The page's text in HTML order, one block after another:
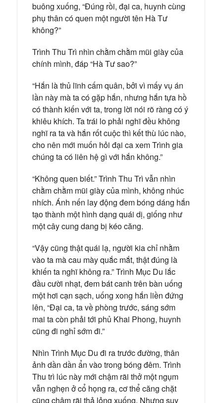
buông xuống, “Đúng rồi, đại ca, huynh cùng
phụ thân có quen một người tên Hà Tư
không?”
Trình Thu Trì nhìn chằm chằm mũi giày của
chính mình, đáp “Hà Tư sao?”
“Hắn là thủ lĩnh cấm quân, bởi vì mấy vụ án
lần này mà ta có gặp hắn, nhưng hắn tựa hồ
có thành kiến với ta, trong lời nói rõ ràng có ý
khiêu khích. Ta trái lo phải nghĩ đều không
nghĩ ra ta và hắn rốt cuộc thì kết thù lúc nào,
cho nên mới muốn hỏi đại ca xem Trình gia
chúng ta có liên hệ gì với hắn không.”
“Không quen biết.” Trình Thu Trì vẫn nhìn
chằm chằm mũi giày của mình, không nhúc
nhích. Ánh nến lay động đem bóng dáng hắn
tạo thành một hình dạng quái dị, giống như
một cây cung dang bị kéo căng.
“Vậy cũng thật quái lạ, người kia chỉ nhằm
vào ta mà cau mày quắc mắt, thật đúng là
khiến ta nghĩ không ra.” Trình Mục Du lắc
đầu cười nhạt, đem bát canh trên bàn uống
một hơi cạn sạch, uống xong hắn liền đứng
lên, “Đại ca, ta về phòng trước, sáng sớm
mai ta còn phải tới phủ Khai Phong, huynh
cũng đi nghỉ sớm đi.”
Nhìn Trình Mục Du đi ra trước đường, thân
ảnh dần dần ẩn vào trong bóng đêm. Trình
Thu trì lúc này mới chậm rãi thở một ngụm
vẫn nghẹn ở cổ họng ra, cơ thể căng chặt
cũng chậm rãi thả lỏng xuống. Nhưng suy